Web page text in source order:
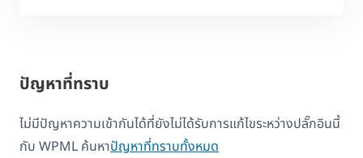
ปัญหาที่ทราบ
ไม่มีปัญหาความเข้ากันได้ที่ยังไม่ได้รับการแก้ไขระหว่างปลั๊กอินนี้
กับ WPML ค้นหาปัญหาที่ทราบทั้งหมด